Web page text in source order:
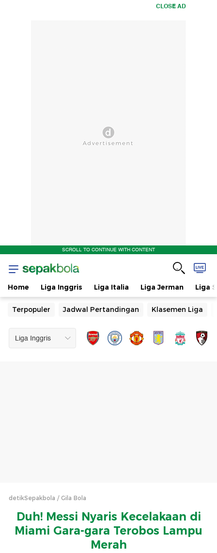
CLOSE AD
SCROLL TO CONTINUE WITH CONTENT
Home Liga Inggris Liga Italia Liga Jerman Liga
Terpopuler Jadwal Pertandingan Klasemen Liga
detikSepakbola Gila Bola
Duh! Messi Nyaris Kecelakaan di
Miami Gara-gara Terobos Lampu
Merah